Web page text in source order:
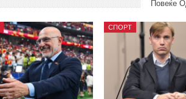
Повеќе
СПОРТ